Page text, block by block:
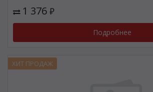
1 376 ₽
Подробнее
ХИТ ПРОДАЖ